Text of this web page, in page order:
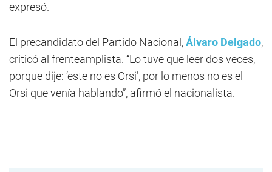
expresó.
El precandidato del Partido Nacional,Álvaro Delgado,
criticó al frenteamplista. “Lo tuve que leer dos veces,
porque dije: ‘este no es Orsi’, por lo menos no es el
Orsi que venía hablando”, afirmó el nacionalista.